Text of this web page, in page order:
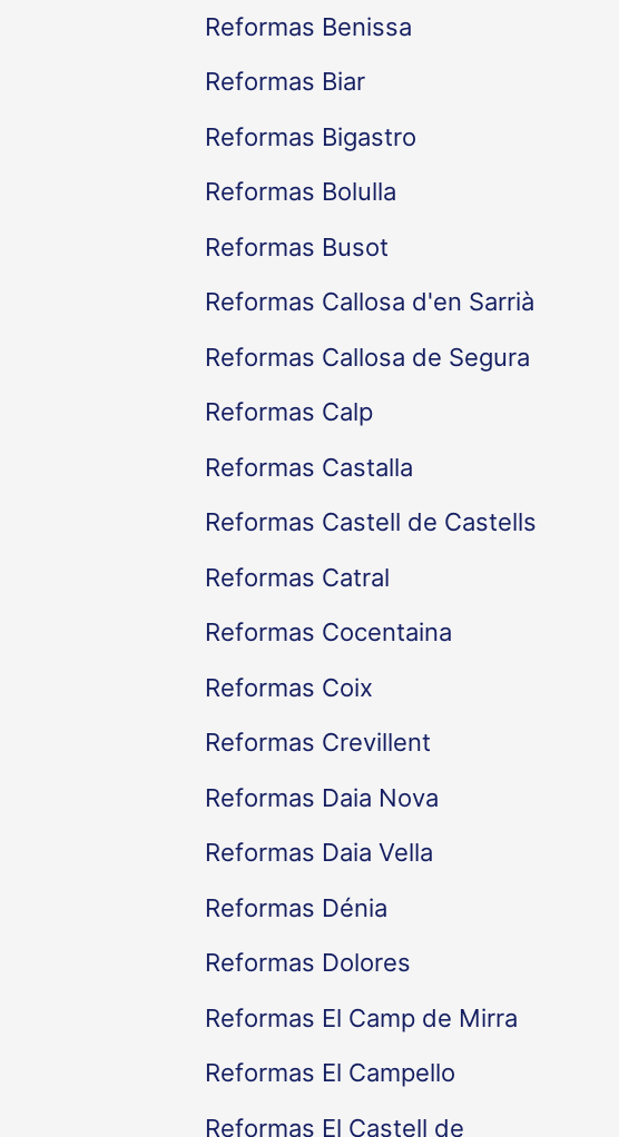
Reformas Benissa
Reformas Biar
Reformas Bigastro
Reformas Bolulla
Reformas Busot
Reformas Callosa d'en Sarrià
Reformas Callosa de Segura
Reformas Calp
Reformas Castalla
Reformas Castell de Castells
Reformas Catral
Reformas Cocentaina
Reformas Coix
Reformas Crevillent
Reformas Daia Nova
Reformas Daia Vella
Reformas Dénia
Reformas Dolores
Reformas El Camp de Mirra
Reformas El Campello
Reformas El Castell de